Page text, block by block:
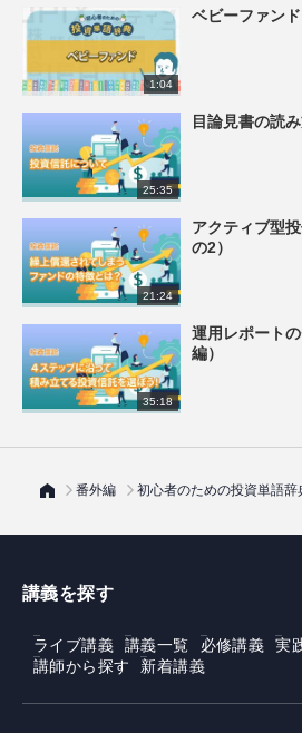
1:04
ベビーファンド
25:35
目論見書の読
21:24
アクティブ型
の2）
35:18
運用レポート
編）
番外編 初心者のための投資単語辞
講義を探す
ライブ講義 講義一覧 必修講義 実
講師から探す
新着講義